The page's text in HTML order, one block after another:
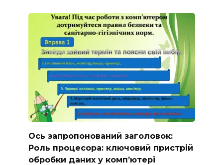
Ось запропонований заголовок:
Роль процесора: ключовий пристрій
обробки даних у комп’ютері